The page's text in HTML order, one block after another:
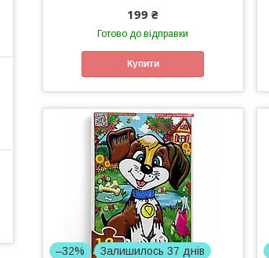
199 ₴
Готово до відправки
Купити
–32% Залишилось 37 днів